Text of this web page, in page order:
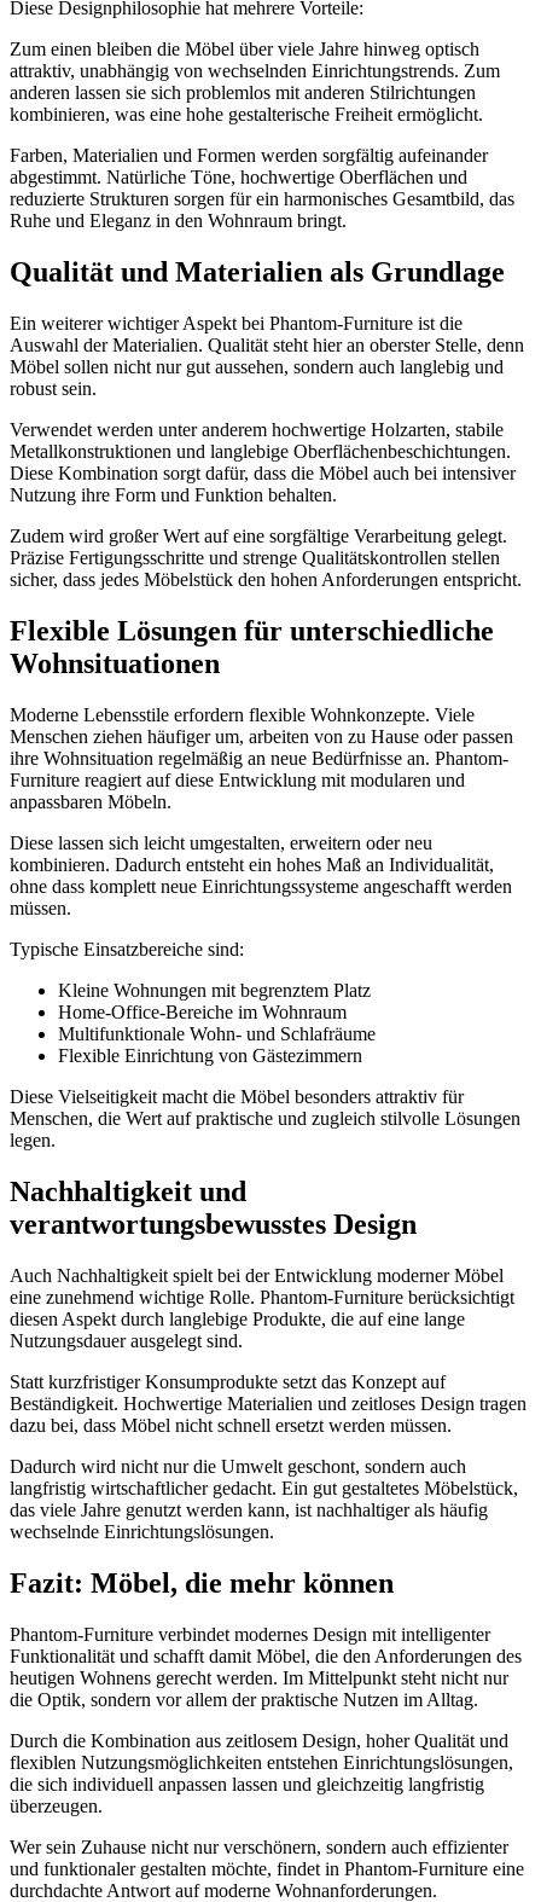
Diese Designphilosophie hat mehrere Vorteile:
Zum einen bleiben die Möbel über viele Jahre hinweg optisch
attraktiv, unabhängig von wechselnden Einrichtungstrends. Zum
anderen lassen sie sich problemlos mit anderen Stilrichtungen
kombinieren, was eine hohe gestalterische Freiheit ermöglicht.
Farben, Materialien und Formen werden sorgfältig aufeinander
abgestimmt. Natürliche Töne, hochwertige Oberflächen und
reduzierte Strukturen sorgen für ein harmonisches Gesamtbild, das
Ruhe und Eleganz in den Wohnraum bringt.
Qualität und Materialien als Grundlage
Ein weiterer wichtiger Aspekt bei Phantom-Furniture ist die
Auswahl der Materialien. Qualität steht hier an oberster Stelle, denn
Möbel sollen nicht nur gut aussehen, sondern auch langlebig und
robust sein.
Verwendet werden unter anderem hochwertige Holzarten, stabile
Metallkonstruktionen und langlebige Oberflächenbeschichtungen.
Diese Kombination sorgt dafür, dass die Möbel auch bei intensiver
Nutzung ihre Form und Funktion behalten.
Zudem wird großer Wert auf eine sorgfältige Verarbeitung gelegt.
Präzise Fertigungsschritte und strenge Qualitätskontrollen stellen
sicher, dass jedes Möbelstück den hohen Anforderungen entspricht.
Flexible Lösungen für unterschiedliche
Wohnsituationen
Moderne Lebensstile erfordern flexible Wohnkonzepte. Viele
Menschen ziehen häufiger um, arbeiten von zu Hause oder passen
ihre Wohnsituation regelmäßig an neue Bedürfnisse an. Phantom-
Furniture reagiert auf diese Entwicklung mit modularen und
anpassbaren Möbeln.
Diese lassen sich leicht umgestalten, erweitern oder neu
kombinieren. Dadurch entsteht ein hohes Maß an Individualität,
ohne dass komplett neue Einrichtungssysteme angeschafft werden
müssen.
Typische Einsatzbereiche sind:
Kleine Wohnungen mit begrenztem Platz
Home-Office-Bereiche im Wohnraum
Multifunktionale Wohn- und Schlafräume
Flexible Einrichtung von Gästezimmern
Diese Vielseitigkeit macht die Möbel besonders attraktiv für
Menschen, die Wert auf praktische und zugleich stilvolle Lösungen
legen.
Nachhaltigkeit und
verantwortungsbewusstes Design
Auch Nachhaltigkeit spielt bei der Entwicklung moderner Möbel
eine zunehmend wichtige Rolle. Phantom-Furniture berücksichtigt
diesen Aspekt durch langlebige Produkte, die auf eine lange
Nutzungsdauer ausgelegt sind.
Statt kurzfristiger Konsumprodukte setzt das Konzept auf
Beständigkeit. Hochwertige Materialien und zeitloses Design tragen
dazu bei, dass Möbel nicht schnell ersetzt werden müssen.
Dadurch wird nicht nur die Umwelt geschont, sondern auch
langfristig wirtschaftlicher gedacht. Ein gut gestaltetes Möbelstück,
das viele Jahre genutzt werden kann, ist nachhaltiger als häufig
wechselnde Einrichtungslösungen.
Fazit: Möbel, die mehr können
Phantom-Furniture verbindet modernes Design mit intelligenter
Funktionalität und schafft damit Möbel, die den Anforderungen des
heutigen Wohnens gerecht werden. Im Mittelpunkt steht nicht nur
die Optik, sondern vor allem der praktische Nutzen im Alltag.
Durch die Kombination aus zeitlosem Design, hoher Qualität und
flexiblen Nutzungsmöglichkeiten entstehen Einrichtungslösungen,
die sich individuell anpassen lassen und gleichzeitig langfristig
überzeugen.
Wer sein Zuhause nicht nur verschönern, sondern auch effizienter
und funktionaler gestalten möchte, findet in Phantom-Furniture eine
durchdachte Antwort auf moderne Wohnanforderungen.